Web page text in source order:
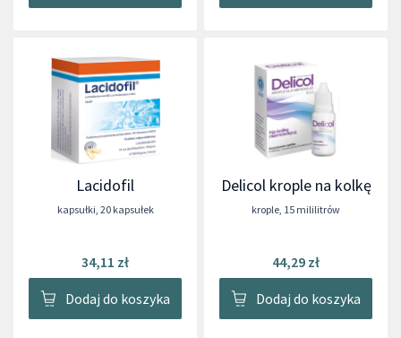
Lacidofil
kapsułki 20 kapsułek
34,11 zł
Dodaj do koszyka
Delicol krople na kolkę
krople 15 mililitrów
44,29 zł
Dodaj do koszyka